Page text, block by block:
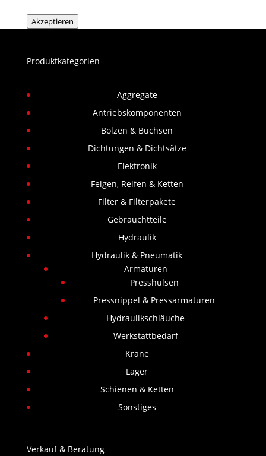
Akzeptieren
Produktkategorien
Aggregate
Antriebskomponenten
Bolzen & Buchsen
Dichtungen & Dichtsätze
Elektronik
Felgen, Reifen & Ketten
Filter & Filterpakete
Gebrauchtteile
Hydraulik
Hydraulik & Pneumatik
Armaturen
Presshülsen
Pressnippel & Pressarmaturen
Hydraulikschläuche
Werkstattbedarf
Krane
Lager
Schienen & Ketten
Sonstiges
Verkauf & Beratung